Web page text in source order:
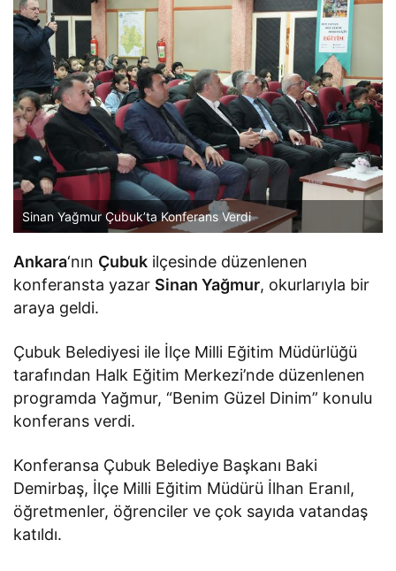
Sinan Yağmur Çubuk’ta Konferans Verdi
Ankara‘nın Çubuk ilçesinde düzenlenen
konferansta yazar Sinan Yağmur, okurlarıyla bir
araya geldi.
Çubuk Belediyesi ile İlçe Milli Eğitim Müdürlüğü
tarafından Halk Eğitim Merkezi’nde düzenlenen
programda Yağmur, “Benim Güzel Dinim” konulu
konferans verdi.
Konferansa Çubuk Belediye Başkanı Baki
Demirbaş, İlçe Milli Eğitim Müdürü İlhan Eranıl,
öğretmenler, öğrenciler ve çok sayıda vatandaş
katıldı.